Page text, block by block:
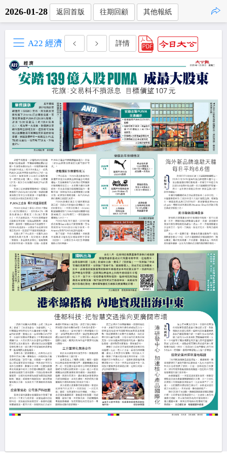
2026-01-28 返回首版 往期回顧 其他報紙
A22 經濟 詳情